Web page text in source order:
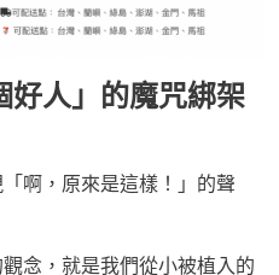
好人」的魔咒綁架
啊，原來是這樣！」的聲
念，就是我們從小被植入的